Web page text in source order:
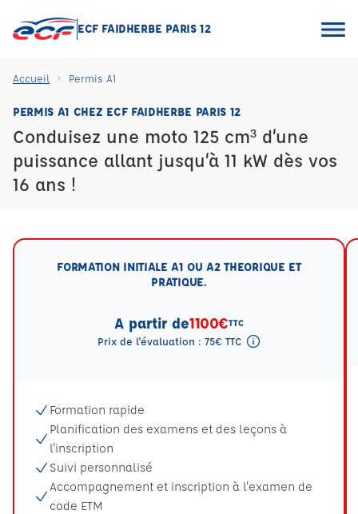
ECF FAIDHERBE PARIS 12
Accueil Permis A1
PERMIS A1 CHEZ ECF FAIDHERBE PARIS 12
Conduisez une moto 125 cm³ d’une
puissance allant jusqu’à 11 kW dès vos
16 ans !
FORMATION INITIALE A1 OU A2 THEORIQUE ET
PRATIQUE.
A partir de1100€TTC
Prix de l'évaluation : 75€ TTC
Formation rapide
Planification des examens et des leçons à
l'inscription
Suivi personnalisé
Accompagnement et inscription à l'examen de
code ETM